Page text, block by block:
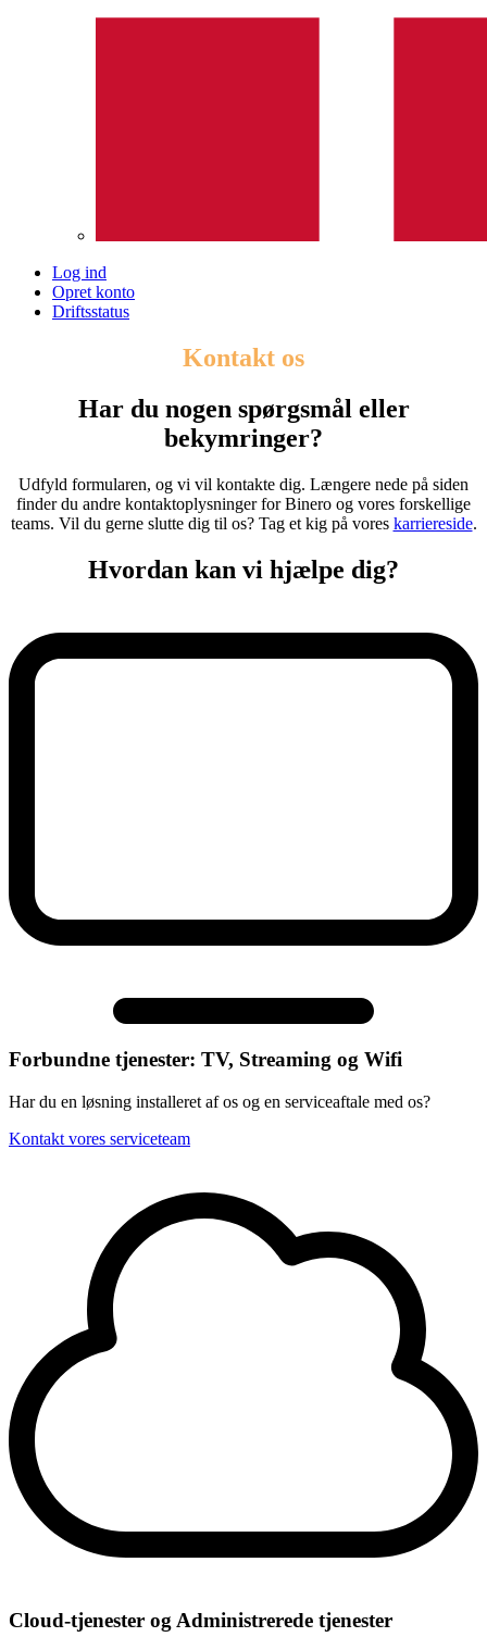
Log ind
Opret konto
Driftsstatus
Kontakt os
Har du nogen spørgsmål eller
bekymringer?
Udfyld formularen, og vi vil kontakte dig. Længere nede på siden
finder du andre kontaktoplysninger for Binero og vores forskellige
teams. Vil du gerne slutte dig til os? Tag et kig på vores karriereside.
Hvordan kan vi hjælpe dig?
Forbundne tjenester: TV, Streaming og Wifi
Har du en løsning installeret af os og en serviceaftale med os?
Kontakt vores serviceteam
Cloud-tjenester og Administrerede tjenester